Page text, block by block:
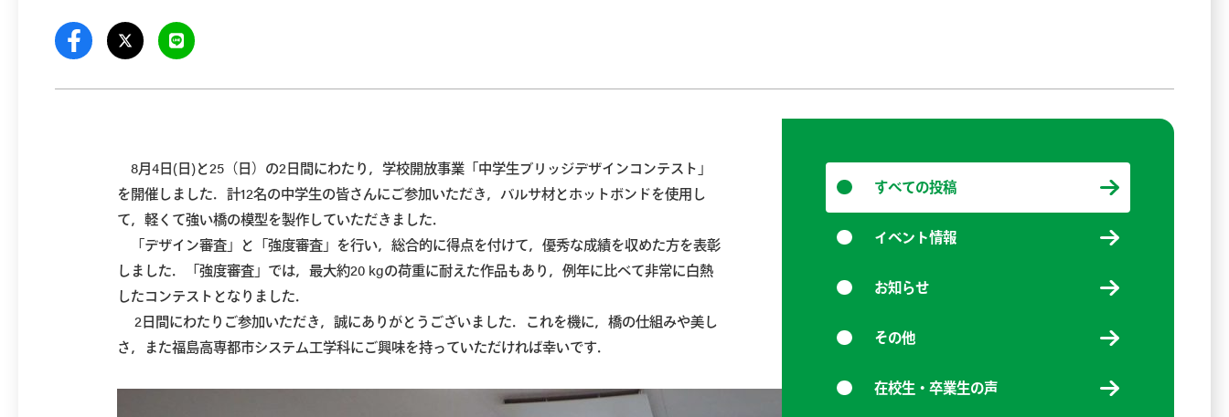
8月4日(日)と25（日）の2日間にわたり，学校開放事業「中学生ブリッジデザインコンテスト」
を開催しました．計12名の中学生の皆さんにご参加いただき，バルサ材とホットボンドを使用し
て，軽くて強い橋の模型を製作していただきました．
「デザイン審査」と「強度審査」を行い，総合的に得点を付けて，優秀な成績を収めた方を表彰
しました．「強度審査」では，最大約20 kgの荷重に耐えた作品もあり，例年に比べて非常に白熱
したコンテストとなりました．
2日間にわたりご参加いただき，誠にありがとうございました．これを機に，橋の仕組みや美し
さ，また福島高専都市システム工学科にご興味を持っていただければ幸いです．
すべての投稿
イベント情報
お知らせ
その他
在校生・卒業生の声